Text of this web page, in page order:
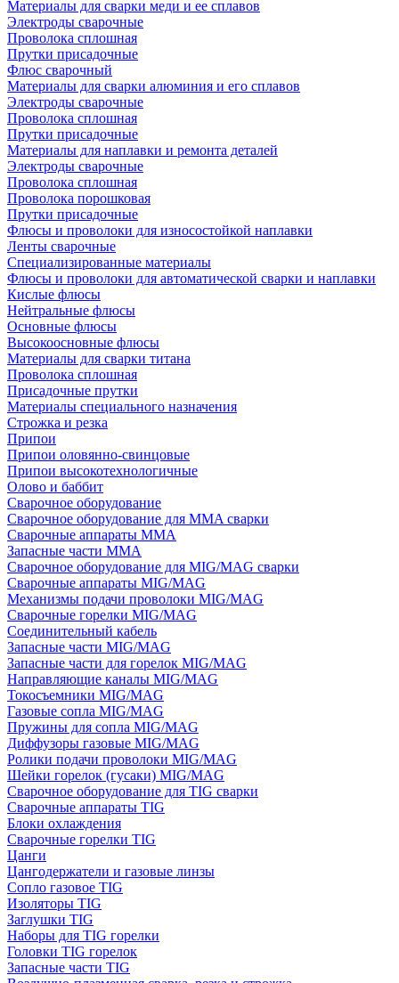
Материалы для сварки меди и ее сплавов
Электроды сварочные
Проволока сплошная
Прутки присадочные
Флюс сварочный
Материалы для сварки алюминия и его сплавов
Электроды сварочные
Проволока сплошная
Прутки присадочные
Материалы для наплавки и ремонта деталей
Электроды сварочные
Проволока сплошная
Проволока порошковая
Прутки присадочные
Флюсы и проволоки для износостойкой наплавки
Ленты сварочные
Специализированные материалы
Флюсы и проволоки для автоматической сварки и наплавки
Кислые флюсы
Нейтральные флюсы
Основные флюсы
Высокоосновные флюсы
Материалы для сварки титана
Проволока сплошная
Присадочные прутки
Материалы специального назначения
Строжка и резка
Припои
Припои оловянно-свинцовые
Припои высокотехнологичные
Олово и баббит
Сварочное оборудование
Сварочное оборудование для MMA сварки
Сварочные аппараты MMA
Запасные части MMA
Сварочное оборудование для MIG/MAG сварки
Сварочные аппараты MIG/MAG
Механизмы подачи проволоки MIG/MAG
Сварочные горелки MIG/MAG
Соединительный кабель
Запасные части MIG/MAG
Запасные части для горелок MIG/MAG
Направляющие каналы MIG/MAG
Токосъемники MIG/MAG
Газовые сопла MIG/MAG
Пружины для сопла MIG/MAG
Диффузоры газовые MIG/MAG
Ролики подачи проволоки MIG/MAG
Шейки горелок (гусаки) MIG/MAG
Сварочное оборудование для TIG сварки
Сварочные аппараты TIG
Блоки охлаждения
Сварочные горелки TIG
Цанги
Цангодержатели и газовые линзы
Сопло газовое TIG
Изоляторы TIG
Заглушки TIG
Наборы для TIG горелки
Головки TIG горелок
Запасные части TIG